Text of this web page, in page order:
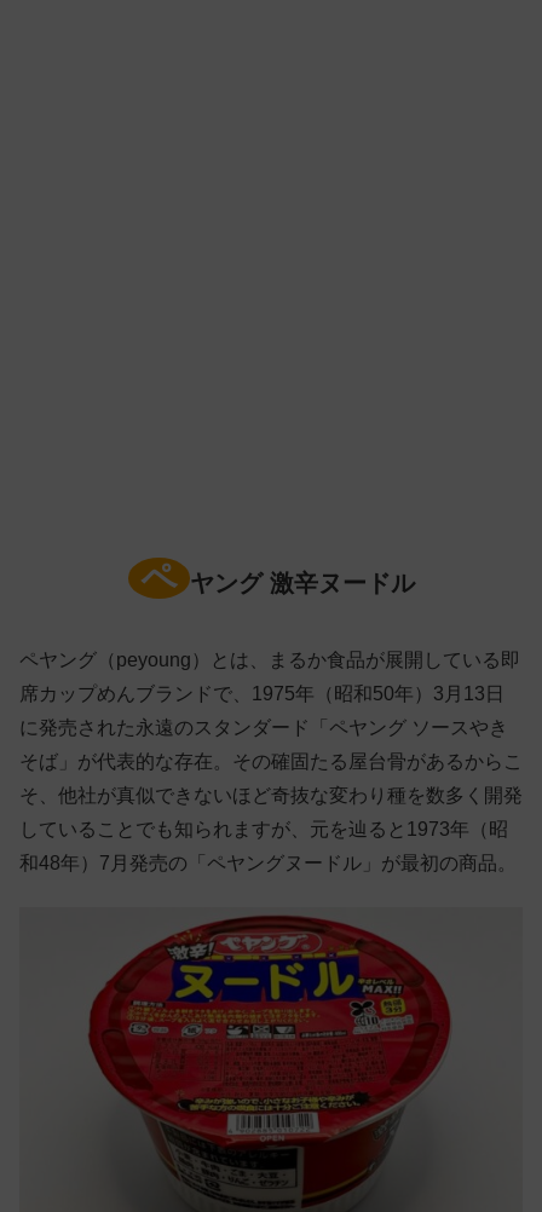
ペ ヤング 激辛ヌードル
ペヤング（peyoung）とは、まるか食品が展開している即
席カップめんブランドで、1975年（昭和50年）3月13日
に発売された永遠のスタンダード「ペヤング ソースやき
そば」が代表的な存在。その確固たる屋台骨があるからこ
そ、他社が真似できないほど奇抜な変わり種を数多く開発
していることでも知られますが、元を辿ると1973年（昭
和48年）7月発売の「ペヤングヌードル」が最初の商品。